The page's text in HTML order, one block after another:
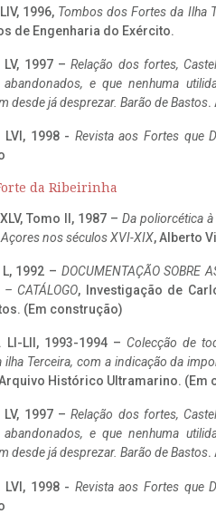
1996, Tombos dos Fortes da Ilha
de Engenharia do Exército.
LV, 1997 –Relação dos fortes,
abandonados, e que nenhuma
desde já desprezar. Barão de Bastos.
1998 - Revista aos Fortes que
da Ribeirinha
Tomo II, 1987 – Da poliorcética
nos séculos XVI-XIX, Alberto
1992 – DOCUMENTAÇÃO SOBRE
CATÁLOGO, Investigação de
(Em construção)
LI-LII, 1993-1994 – Colecção de
Terceira, com a indicação da
Histórico Ultramarino. (Em
LV, 1997 –Relação dos fortes,
abandonados, e que nenhuma
desde já desprezar. Barão de Bastos.
1998 - Revista aos Fortes que